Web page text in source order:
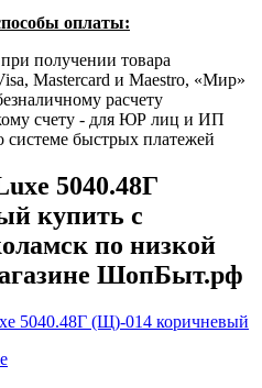
оплаты:
получении товара
Mastercard и Maestro, «Мир»
расчету
счету - для ЮР лиц и ИП
системе быстрых платежей
5040.48Г
купить с
по низкой
ШопБыт.рф